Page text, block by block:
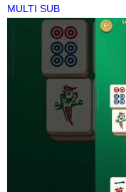
MULTI SUB